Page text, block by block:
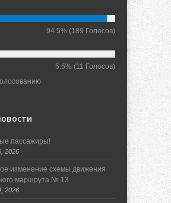
94.5% (189 Голосов)
5.5% (11 Голосов)
пассажиры!
2026
изменение схемы движения
маршрута № 13
2026